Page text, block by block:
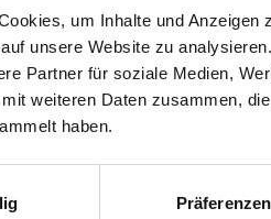
um Inhalte und
unsere Website zu
Partner für soziale Medien,
weiteren Daten zusammen,
haben.
Präferenzen
des Urheberrechtes bedürfen
Gebrauch gestattet.
Dritter als solche
von
Regel ohne Angabe
werden, erfolgt dies, soweit